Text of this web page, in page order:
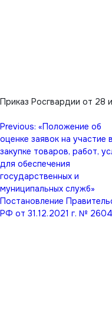
Приказ Росгвардии от 28
Навигация
по
записям
Previous: «Положение об
оценке заявок на участие в
закупке товаров, работ,
для обеспечения
государственных и
муниципальных служб»
Постановление
РФ от 31.12.2021 г. № 2604